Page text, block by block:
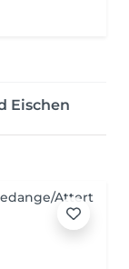
Eischen